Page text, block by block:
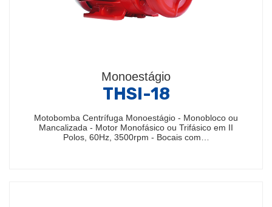
Monoestágio
THSI-18
Motobomba Centrífuga Monoestágio - Monobloco ou
Mancalizada - Motor Monofásico ou Trifásico em II
Polos, 60Hz, 3500rpm - Bocais com…